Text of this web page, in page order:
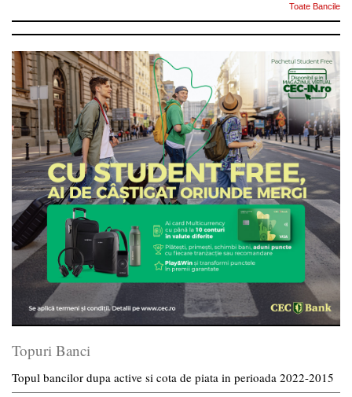
Toate Bancile
Topuri Banci
Topul bancilor dupa active si cota de piata in perioada 2022-2015